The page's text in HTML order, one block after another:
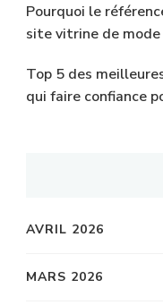
Pourquoi le
site vitrine de mode
Top 5 des
qui faire confiance
AVRIL 2026
MARS 2026